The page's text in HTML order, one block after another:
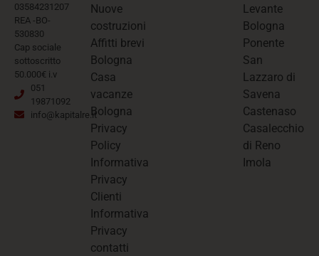
03584231207
REA -BO-
530830
Cap sociale
sottoscritto
50.000€ i.v
051
19871092
info@kapitalre.it
Nuove
costruzioni
Affitti brevi
Bologna
Casa
vacanze
Bologna
Privacy
Policy
Informativa
Privacy
Clienti
Informativa
Privacy
contatti
Levante
Bologna
Ponente
San
Lazzaro di
Savena
Castenaso
Casalecchio
di Reno
Imola